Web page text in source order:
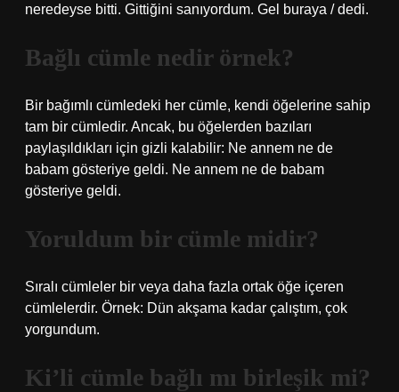
neredeyse bitti. Gittiğini sanıyordum. Gel buraya / dedi.
Bağlı cümle nedir örnek?
Bir bağımlı cümledeki her cümle, kendi öğelerine sahip
tam bir cümledir. Ancak, bu öğelerden bazıları
paylaşıldıkları için gizli kalabilir: Ne annem ne de
babam gösteriye geldi. Ne annem ne de babam
gösteriye geldi.
Yoruldum bir cümle midir?
Sıralı cümleler bir veya daha fazla ortak öğe içeren
cümlelerdir. Örnek: Dün akşama kadar çalıştım, çok
yorgundum.
Ki’li cümle bağlı mı birleşik mi?